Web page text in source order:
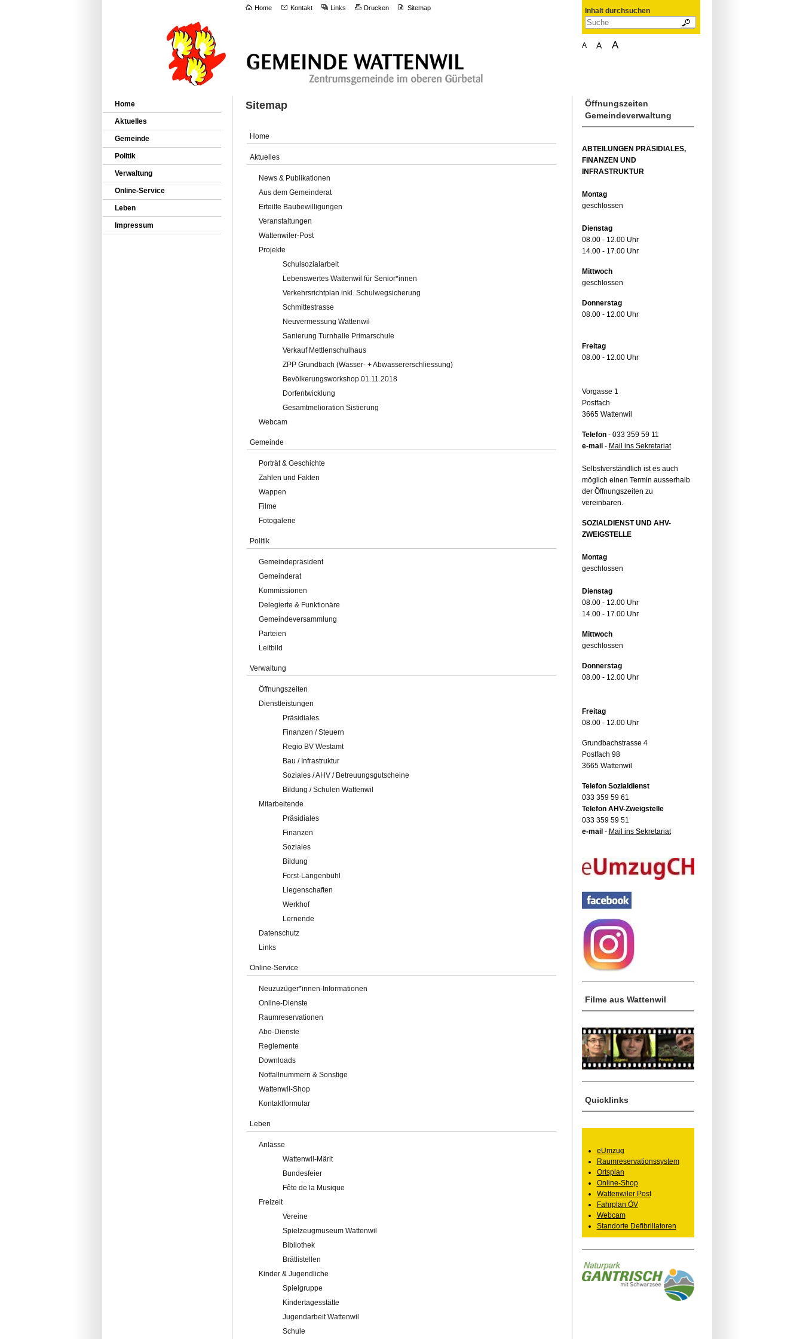
Home Kontakt Links Drucken Sitemap Inhalt durchsuchen
A A A
Home
Aktuelles
Gemeinde
Politik
Verwaltung
Online-Service
Leben
Impressum
Sitemap
Home
Aktuelles
News & Publikationen
Aus dem Gemeinderat
Erteilte Baubewilligungen
Veranstaltungen
Wattenwiler-Post
Projekte
Schulsozialarbeit
Lebenswertes Wattenwil für Senior*innen
Verkehrsrichtplan inkl. Schulwegsicherung
Schmittestrasse
Neuvermessung Wattenwil
Sanierung Turnhalle Primarschule
Verkauf Mettlenschulhaus
ZPP Grundbach (Wasser- + Abwassererschliessung)
Bevölkerungsworkshop 01.11.2018
Dorfentwicklung
Gesamtmelioration Sistierung
Webcam
Gemeinde
Porträt & Geschichte
Zahlen und Fakten
Wappen
Filme
Fotogalerie
Politik
Gemeindepräsident
Gemeinderat
Kommissionen
Delegierte & Funktionäre
Gemeindeversammlung
Parteien
Leitbild
Verwaltung
Öffnungszeiten
Dienstleistungen
Präsidiales
Finanzen / Steuern
Regio BV Westamt
Bau / Infrastruktur
Soziales / AHV / Betreuungsgutscheine
Bildung / Schulen Wattenwil
Mitarbeitende
Präsidiales
Finanzen
Soziales
Bildung
Forst-Längenbühl
Liegenschaften
Werkhof
Lernende
Datenschutz
Links
Online-Service
Neuzuzüger*innen-Informationen
Online-Dienste
Raumreservationen
Abo-Dienste
Reglemente
Downloads
Notfallnummern & Sonstige
Wattenwil-Shop
Kontaktformular
Leben
Anlässe
Wattenwil-Märit
Bundesfeier
Fête de la Musique
Freizeit
Vereine
Spielzeugmuseum Wattenwil
Bibliothek
Brätlistellen
Kinder & Jugendliche
Spielgruppe
Kindertagesstätte
Jugendarbeit Wattenwil
Schule
Öffnungszeiten
Gemeindeverwaltung
ABTEILUNGEN PRÄSIDIALES,
FINANZEN UND
INFRASTRUKTUR
Montag
geschlossen
Dienstag
08.00 - 12.00 Uhr
14.00 - 17.00 Uhr
Mittwoch
geschlossen
Donnerstag
08.00 - 12.00 Uhr
Freitag
08.00 - 12.00 Uhr
Vorgasse 1
Postfach
3665 Wattenwil
Telefon- 033 359 59 11
e-mail - Mail ins Sekretariat
Selbstverständlich ist es auch
möglich einen Termin ausserhalb
der Öffnungszeiten zu
vereinbaren.
SOZIALDIENST UND AHV-
ZWEIGSTELLE
Montag
geschlossen
Dienstag
08.00 - 12.00 Uhr
14.00 - 17.00 Uhr
Mittwoch
geschlossen
Donnerstag
08.00 - 12.00 Uhr
Freitag
08.00 - 12.00 Uhr
Grundbachstrasse 4
Postfach 98
3665 Wattenwil
Telefon Sozialdienst
033 359 59 61
Telefon AHV-Zweigstelle
033 359 59 51
e-mail - Mail ins Sekretariat
Filme aus Wattenwil
Quicklinks
eUmzug
Raumreservationssystem
Ortsplan
Online-Shop
Wattenwiler Post
Fahrplan ÖV
Webcam
Standorte Defibrillatoren